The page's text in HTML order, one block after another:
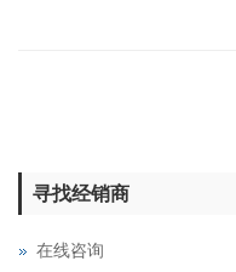
寻找经销商
在线咨询